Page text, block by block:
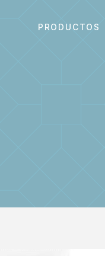
PRODUCTOS